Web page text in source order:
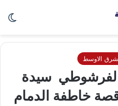
الاوسط
سيدة
خاطفة الدمام